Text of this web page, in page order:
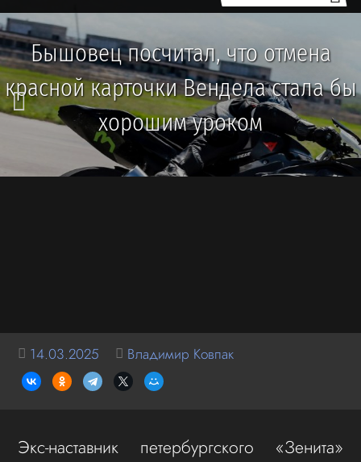
Бышовец посчитал, что отмена
красной карточки Вендела стала бы
хорошим уроком
14.03.2025 Владимир Ковпак
Экс-наставник петербургского «Зенита»